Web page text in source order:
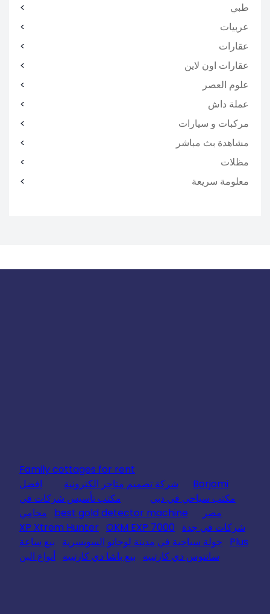
طبي
عربيات
عقارات
عقارات اون لاين
علوم العصر
عملة داش
مركبات و سيارات
مشاهدة بث مباشر
مظلات
معلومة سريعة
Family cottages for rent
Borjomi
شركة تصميم متاجر الكترونية
افضل
مكتب سياحي في دبي
مكتب تأسيس شركات في
مصر
best gold detector machine
محامي
شركات في جدة
XP Xtrem Hunter OKM EXP 7000
Plus
جولة سياحية في مدينة لوجانو السويسرية
بيع ساعة
سانتوس دي كارتييه
بيع باشا دي كارتييه أنواع البن